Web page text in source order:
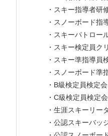
・スキー指導者研
・スノーボード指
・スキーパトロー
・スキー検定員ク
・スキー準指導員
・スノーボード準
・B級検定員検定会
・C級検定員検定会
・生涯スキーリー
・公認スキーバッ